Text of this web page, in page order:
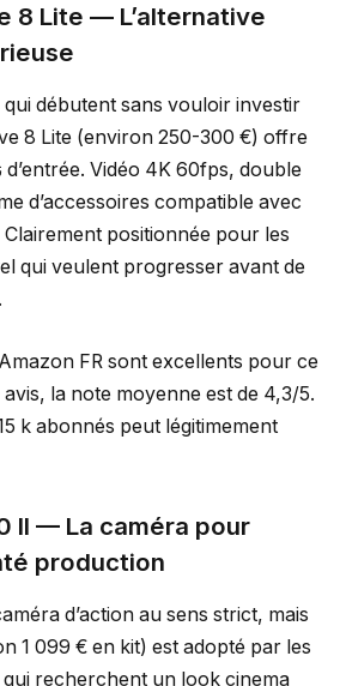
8 Lite — L’alternative
débutent sans vouloir investir
8 Lite (environ 250-300 €) offre
d’accessoires compatible avec
Clairement positionnée pour les
qui veulent progresser avant de
FR sont excellents pour ce
la note moyenne est de 4,3/5.
k abonnés peut légitimement
II — La caméra pour
production
d’action au sens strict, mais
1 099 € en kit) est adopté par les
recherchent un look cinema